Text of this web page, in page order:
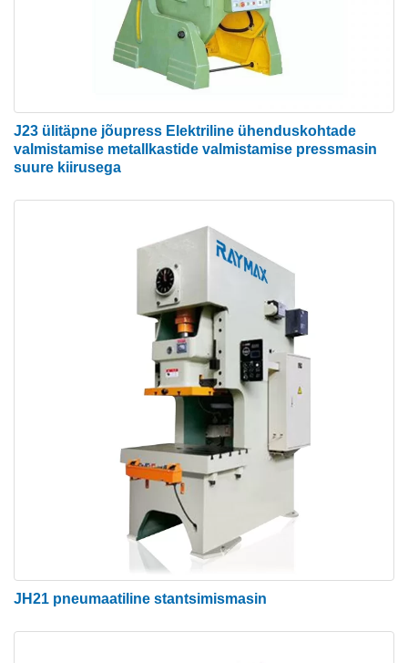
mootorrattad, jalgrattad), metalldetailide jms
stantsimisel ja vormimisel.
J23 ülitäpne jõupress Elektriline ühenduskohtade
valmistamise metallkastide valmistamise pressmasin
suure kiirusega
JH21 pneumaatiline stantsimismasin